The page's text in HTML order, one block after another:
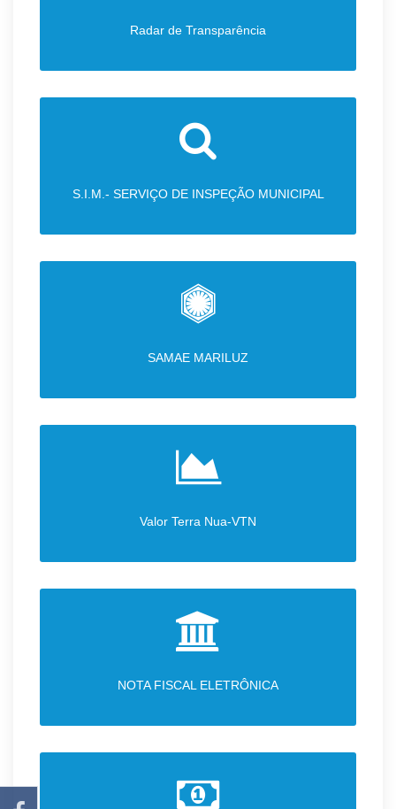
Radar de Transparência
S.I.M.- SERVIÇO DE INSPEÇÃO MUNICIPAL
SAMAE MARILUZ
Valor Terra Nua-VTN
NOTA FISCAL ELETRÔNICA